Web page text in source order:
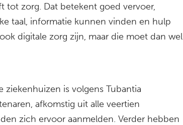
tot zorg. Dat betekent goed vervoer,
taal, informatie kunnen vinden en hulp
digitale zorg zijn, maar die moet dan wel
ziekenhuizen is volgens Tubantia
afkomstig uit alle veertien
zich ervoor aanmelden. Verder hebben